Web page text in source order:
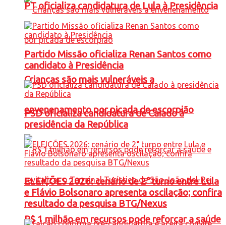
Crianças são mais vulneráveis a
envenenamento por picada de escorpião
R$ 1 milhão em recursos pode reforçar a saúde
PT oficializa candidatura de Lula à Presidência
Partido Missão oficializa Renan Santos como
candidato à Presidência
PSD oficializa candidatura de Caiado à
presidência da República
ELEIÇÕES 2026: cenário de 2° turno entre Lula
e Flávio Bolsonaro apresenta oscilação; confira
resultado da pesquisa BTG/Nexus